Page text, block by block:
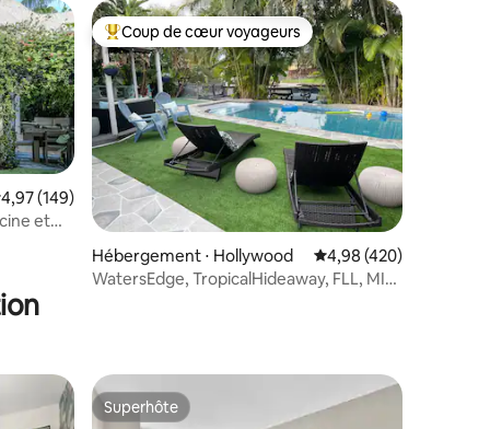
: 4,97 sur 5
appréciés
moyenne sur la base de 149 commentaires : 4,97 sur 5
4,97 (149)
et
Coups de cœur voyageurs les plus appréciés
Coup de cœur voyageurs
Hébergement ⋅ Hollywood Évaluation moyenne
4,98 (420)
WatersEdge, TropicalHideaway, FLL, MIA,
Superhôte
Superhôte